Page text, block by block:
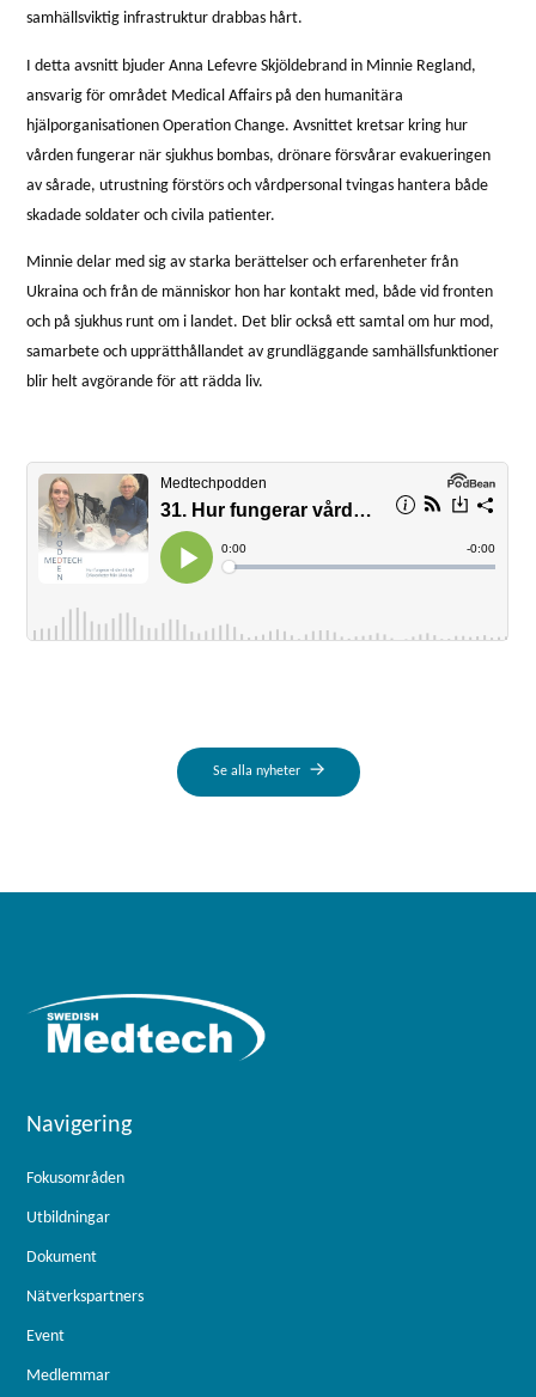
samhällsviktig infrastruktur drabbas hårt.
I detta avsnitt bjuder Anna Lefevre Skjöldebrand in Minnie Regland,
ansvarig för området Medical Affairs på den humanitära
hjälporganisationen Operation Change. Avsnittet kretsar kring hur
vården fungerar när sjukhus bombas, drönare försvårar evakueringen
av sårade, utrustning förstörs och vårdpersonal tvingas hantera både
skadade soldater och civila patienter.
Minnie delar med sig av starka berättelser och erfarenheter från
Ukraina och från de människor hon har kontakt med, både vid fronten
och på sjukhus runt om i landet. Det blir också ett samtal om hur mod,
samarbete och upprätthållandet av grundläggande samhällsfunktioner
blir helt avgörande för att rädda liv.
Se alla nyheter
Navigering
Fokusområden
Utbildningar
Dokument
Nätverkspartners
Event
Medlemmar